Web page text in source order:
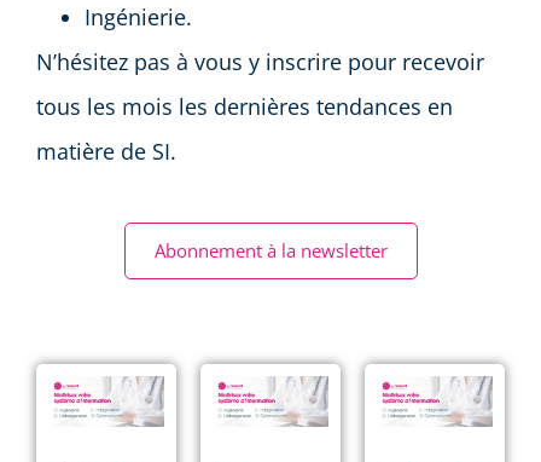
Ingénierie.
N’hésitez pas à vous y inscrire pour recevoir
tous les mois les dernières tendances en
matière de SI.
Abonnement à la newsletter